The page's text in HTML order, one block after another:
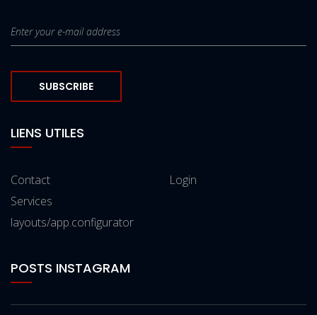
SUBSCRIBE
LIENS UTILES
Contact
Services
layouts/app.configurator
Login
POSTS INSTAGRAM